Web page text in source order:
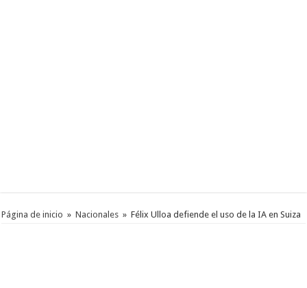
Página de inicio » Nacionales » Félix Ulloa defiende el uso de la IA en Suiza